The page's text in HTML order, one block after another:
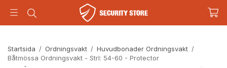
Startsida / Ordningsvakt / Huvudbonader Ordningsvakt /
Båtmössa Ordningsvakt - Strl: 54-60 - Protector